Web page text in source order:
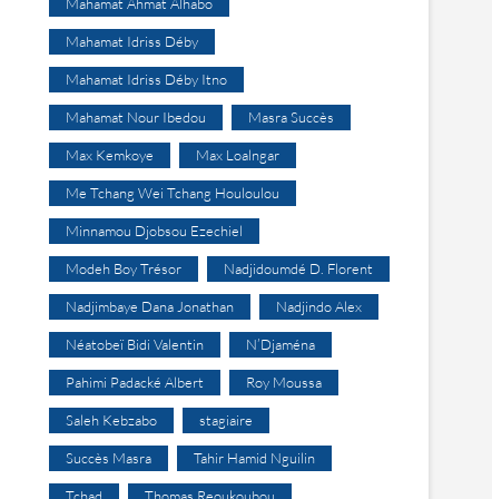
Mahamat Idriss Déby
Mahamat Idriss Déby Itno
Mahamat Nour Ibedou Masra Succès
Max Kemkoye Max Loalngar
Me Tchang Wei Tchang Houloulou
Minnamou Djobsou Ezechiel
Modeh Boy Trésor Nadjidoumdé D. Florent
Nadjimbaye Dana Jonathan Nadjindo Alex
Néatobeï Bidi Valentin N’Djaména
Pahimi Padacké Albert Roy Moussa
Saleh Kebzabo stagiaire
Succès Masra Tahir Hamid Nguilin